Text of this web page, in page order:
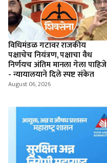
विधिमंडळ गटावर राजकीय
पक्षाचेच नियंत्रण, पक्षाचा वैध
निर्णयच अंतिम मानला गेला पाहिजे
- न्यायालयाने दिले स्पष्ट संकेत
August 06, 2026